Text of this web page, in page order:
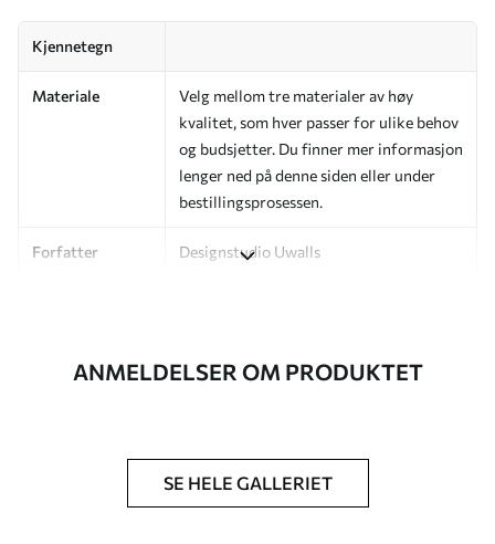
Kjennetegn
Materiale
Velg mellom tre materialer av høy
kvalitet, som hver passer for ulike behov
og budsjetter. Du finner mer informasjon
lenger ned på denne siden eller under
bestillingsprosessen.
Forfatter Designstudio Uwalls
Du kan legge til et lakkbelegg og/eller
ANMELDELSER OM PRODUKTET
SE HELE GALLERIET